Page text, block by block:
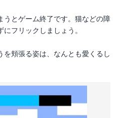
うとゲーム終了です。猫などの障
フリックしましょう。
を頬張る姿は、なんとも愛くるし